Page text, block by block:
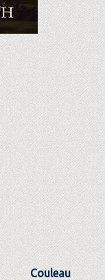
Couleau